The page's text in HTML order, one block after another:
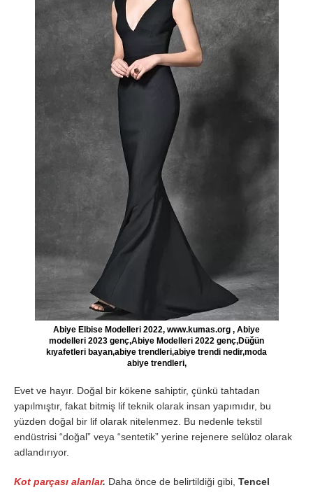
Abiye Elbise Modelleri 2022, www.kumas.org , Abiye
modelleri 2023 genç,Abiye Modelleri 2022 genç,Düğün
kıyafetleri bayan,abiye trendleri,abiye trendi nedir,moda
abiye trendleri,
Evet ve hayır. Doğal bir kökene sahiptir, çünkü tahtadan
yapılmıştır, fakat bitmiş lif teknik olarak insan yapımıdır, bu
yüzden doğal bir lif olarak nitelenmez. Bu nedenle tekstil
endüstrisi “doğal” veya “sentetik” yerine rejenere selüloz olarak
adlandırıyor.
Kot parçası alanlar. Daha önce de belirtildiği gibi, Tencel